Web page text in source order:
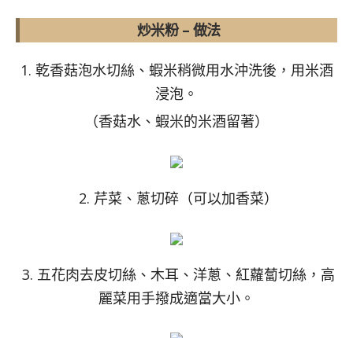
炒米粉 – 做法
1. 乾香菇泡水切絲、蝦米稍微用水沖洗後，用米酒
浸泡。
（香菇水、蝦米的米酒留著）
2. 芹菜、蔥切碎（可以加香菜）
3. 五花肉去皮切絲、木耳、洋蔥、紅蘿蔔切絲，高
麗菜用手撥成適當大小。